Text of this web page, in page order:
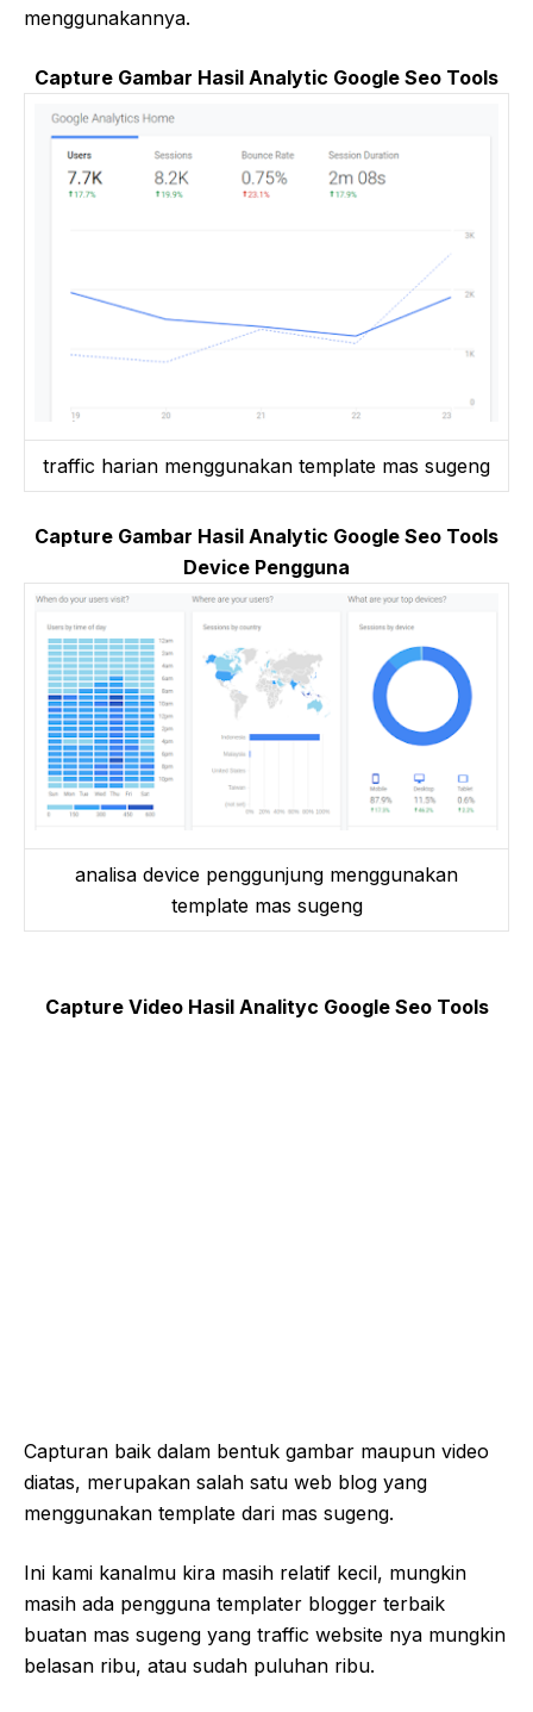
menggunakannya.
Capture Gambar Hasil Analytic Google Seo Tools
traffic harian menggunakan template mas sugeng
Capture Gambar Hasil Analytic Google Seo Tools
Device Pengguna
analisa device penggunjung menggunakan
template mas sugeng
Capture Video Hasil Analityc Google Seo Tools
Capturan baik dalam bentuk gambar maupun video
diatas, merupakan salah satu web blog yang
menggunakan template dari mas sugeng.
Ini kami kanalmu kira masih relatif kecil, mungkin
masih ada pengguna templater blogger terbaik
buatan mas sugeng yang traffic website nya mungkin
belasan ribu, atau sudah puluhan ribu.